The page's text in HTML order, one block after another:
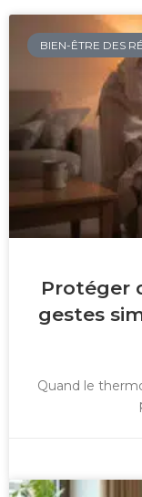
BIEN-ÊTRE DES
Protéger
gestes
Quand le